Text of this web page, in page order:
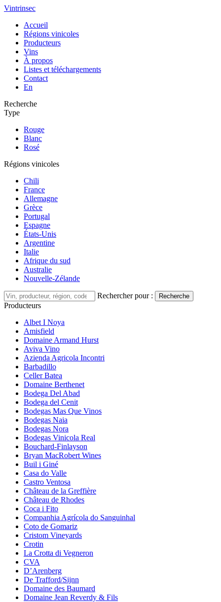
Vintrinsec
Accueil
Régions vinicoles
Producteurs
Vins
À propos
Listes et téléchargements
Contact
En
Recherche
Type
Rouge
Blanc
Rosé
Régions vinicoles
Chili
France
Allemagne
Grèce
Portugal
Espagne
États-Unis
Argentine
Italie
Afrique du sud
Australie
Nouvelle-Zélande
Rechercher pour : Recherche
Producteurs
Albet I Noya
Amisfield
Domaine Armand Hurst
Aviva Vino
Azienda Agricola Incontri
Barbadillo
Celler Batea
Domaine Berthenet
Bodega Del Abad
Bodega del Cenit
Bodegas Mas Que Vinos
Bodegas Naia
Bodegas Nora
Bodegas Vinicola Real
Bouchard-Finlayson
Bryan MacRobert Wines
Buil i Giné
Casa do Valle
Castro Ventosa
Château de la Greffière
Château de Rhodes
Coca i Fito
Companhia Agrícola do Sanguinhal
Coto de Gomariz
Cristom Vineyards
Crotin
La Crotta di Vegneron
CVA
D’Arenberg
De Trafford/Sijnn
Domaine des Baumard
Domaine Jean Reverdy & Fils